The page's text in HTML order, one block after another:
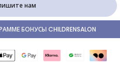
нам
БОНУСЫ CHILDRENSALON